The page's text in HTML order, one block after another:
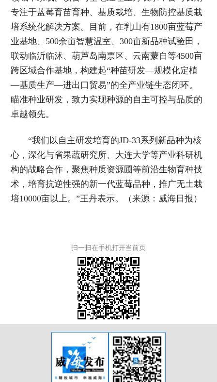
专注于蓝莓育苗育种、基质栽培、生物防控基质栽
培系统化解决方案。目前，在乳山有1800亩蓝莓产
业基地、500余亩智慧温室、300亩新品种试验田，
联动临沂临沭、葫芦岛南票区、云南蒙自等4500亩
跨区域合作基地，构建起“种苗研发—规模化定植
—基质生产—进出口贸易”的全产业链生态闭环。
瞄准种业研发，致力实现种源的自主可控与品质的
卓越领先。
“我们以自主研发培育的JD-33系列新品种为核
心，深化与省果蔬研究所、大连大学等产业科研机
构的战略合作，聚焦种质资源圃等前沿生物育种技
术，培育抗逆性强的新一代蓝莓品种，推广无土栽
培10000亩以上。”王丹表示。（来源：威海日报）
扫一扫在手机打开当前页